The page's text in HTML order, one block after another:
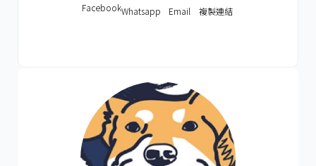
FacebookWhatsapp Email 複製連結​